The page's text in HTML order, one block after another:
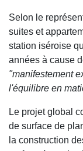
Selon le
suites et
station iséroise
années à cause
"manifestement
l'équilibre en
Le projet global
de surface de
la construction